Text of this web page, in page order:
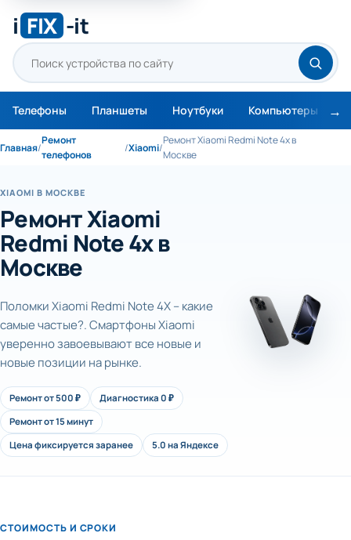
i FIX -it
Телефоны Планшеты Ноутбуки Компьютеры
Главная/
Ремонт
телефонов
/Xiaomi/
Ремонт Xiaomi Redmi Note 4x в
Москве
XIAOMI В МОСКВЕ
Ремонт Xiaomi
Redmi Note 4x в
Москве
Поломки Xiaomi Redmi Note 4X – какие
самые частые?. Смартфоны Xiaomi
уверенно завоевывают все новые и
новые позиции на рынке.
Ремонт от 500 ₽
Диагностика 0 ₽
Ремонт от 15 минут
Цена фиксируется заранее
5.0 на Яндексе
СТОИМОСТЬ И СРОКИ